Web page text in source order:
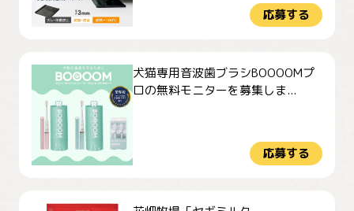
応募する
犬猫専用音波歯ブラシBOOOOMプ
ロの無料モニターを募集しま...
応募する